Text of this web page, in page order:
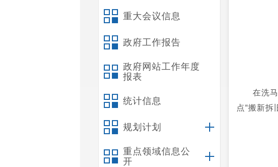
重大会议信息
政府工作报告
政府网站工作年度
报表
统计信息
规划计划
重点领域信息公
开
在洗
点“搬新拆